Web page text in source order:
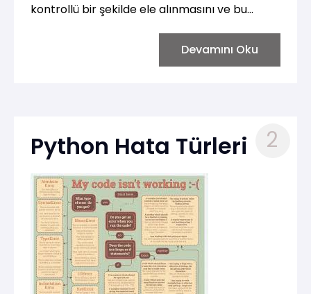
kontrollü bir şekilde ele alınmasını ve bu
yönetilmesini sağlar. Hatalar, kodun
beklenmedik bir duruma girmesiyle ortaya
Devamını Oku
Python Hata Türleri 2